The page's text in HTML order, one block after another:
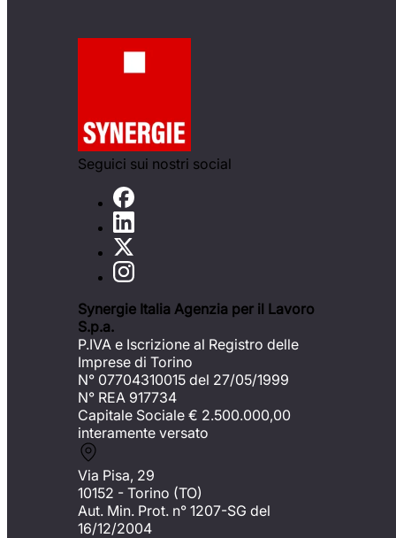
Seguici sui nostri social
Synergie Italia Agenzia per il Lavoro
S.p.a.
P.IVA e Iscrizione al Registro delle
Imprese di Torino
N° 07704310015 del 27/05/1999
N° REA 917734
Capitale Sociale € 2.500.000,00
interamente versato
Via Pisa, 29
10152 - Torino (TO)
Aut. Min. Prot. n° 1207-SG del
16/12/2004